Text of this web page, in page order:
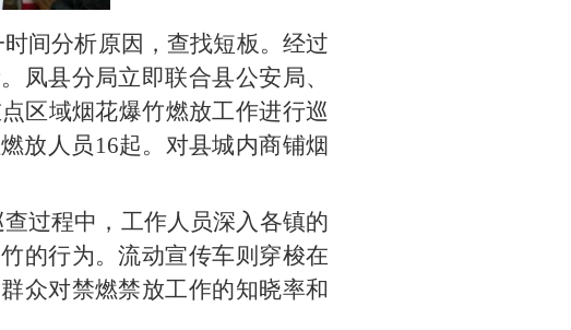
间分析原因，查找短板。经过
凤县分局立即联合县公安局、
区域烟花爆竹燃放工作进行巡
放人员16起。对县城内商铺烟
过程中，工作人员深入各镇的
的行为。流动宣传车则穿梭在
众对禁燃禁放工作的知晓率和